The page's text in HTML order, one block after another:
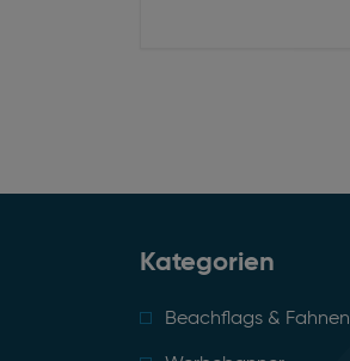
Kategorien
Beachflags & Fahnen